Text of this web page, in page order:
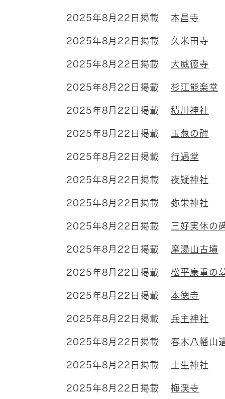
2025年8月22日掲載 本昌寺
2025年8月22日掲載 久米田寺
2025年8月22日掲載 大威徳寺
2025年8月22日掲載 杉江能楽堂
2025年8月22日掲載 積川神社
2025年8月22日掲載 玉葱の碑
2025年8月22日掲載 行遇堂
2025年8月22日掲載 夜疑神社
2025年8月22日掲載 弥栄神社
2025年8月22日掲載 三好実休の
2025年8月22日掲載 摩湯山古墳
2025年8月22日掲載 松平康重の
2025年8月22日掲載 本徳寺
2025年8月22日掲載 兵主神社
2025年8月22日掲載 春木八幡山
2025年8月22日掲載 土生神社
2025年8月22日掲載 梅渓寺